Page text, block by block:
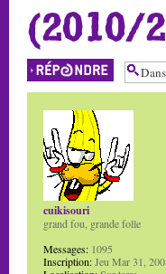
(2010/
Répondre
cuikisouri
grand fou, grande folle
Messages: 1095
Inscription:Jeu Mar 31,